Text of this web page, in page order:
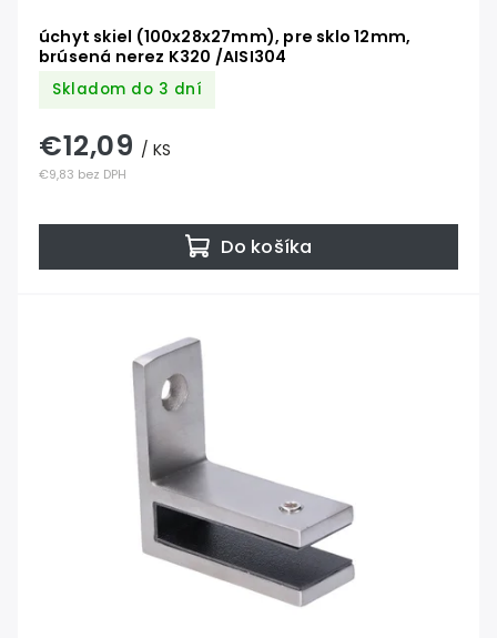
úchyt skiel (100x28x27mm), pre sklo 12mm,
brúsená nerez K320 /AISI304
Skladom do 3 dní
€9,83 bez DPH
€12,09 / KS
Do košíka